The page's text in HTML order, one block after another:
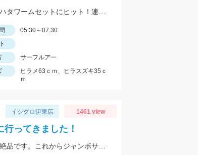
05:30～07:30
サーフルアー
ヒラメ63ｃｍ、ヒラスズキ35ｃ
ｍ
イシグロ伊東店 1461 view
ってきました！